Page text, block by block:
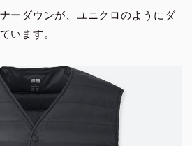
ーダウンが、ユニクロのようにダ
います。